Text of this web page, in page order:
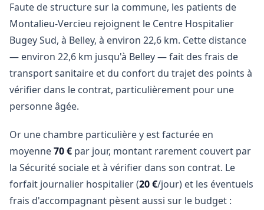
Faute de structure sur la commune, les patients de
Montalieu-Vercieu rejoignent le Centre Hospitalier
Bugey Sud, à Belley, à environ 22,6 km. Cette distance
— environ 22,6 km jusqu'à Belley — fait des frais de
transport sanitaire et du confort du trajet des points à
vérifier dans le contrat, particulièrement pour une
personne âgée.
Or une chambre particulière y est facturée en
moyenne70 € par jour, montant rarement couvert par
la Sécurité sociale et à vérifier dans son contrat. Le
forfait journalier hospitalier (20 €/jour) et les éventuels
frais d'accompagnant pèsent aussi sur le budget :